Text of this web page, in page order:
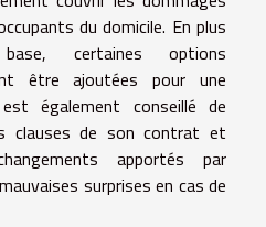
du domicile. En plus
certaines options
être ajoutées pour une
également conseillé de
clauses de son contrat et
apportés par
surprises en cas de